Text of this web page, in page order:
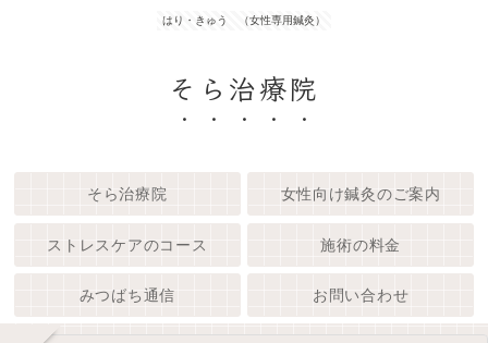
はり・きゅう （女性専用鍼灸）
そら治療院
そら治療院 女性向け鍼灸のご案内
ストレスケアのコース 施術の料金
みつばち通信 お問い合わせ